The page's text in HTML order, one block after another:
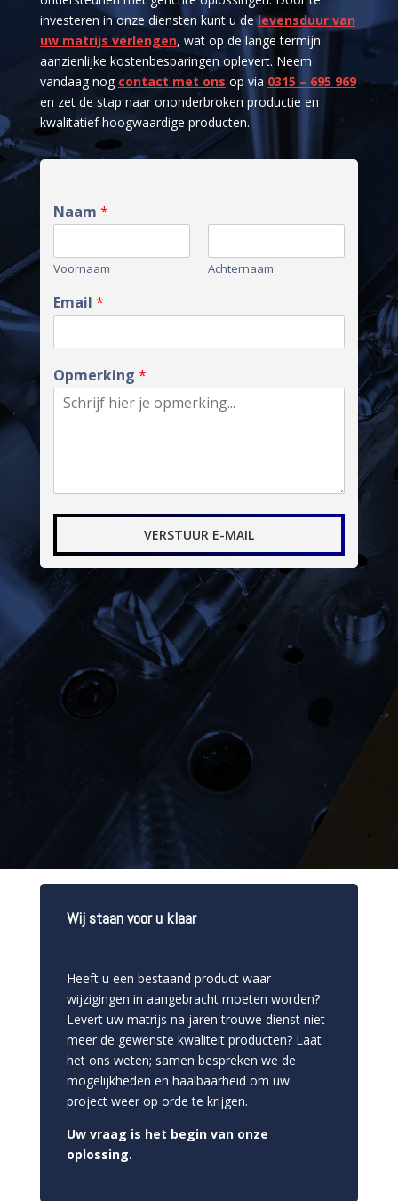
investeren in onze diensten kunt u delevensduur van
uw matrijs verlengen, wat op de lange termijn
aanzienlijke kostenbesparingen oplevert. Neem
vandaag nog contact met ons op via 0315 – 695 969
en zet de stap naar ononderbroken productie en
kwalitatief hoogwaardige producten.
Naam *
Voornaam Achternaam
Email *
Opmerking *
VERSTUUR E-MAIL
Wij staan voor u klaar
Heeft u een bestaand product waar
wijzigingen in aangebracht moeten worden?
Levert uw matrijs na jaren trouwe dienst niet
meer de gewenste kwaliteit producten? Laat
het ons weten; samen bespreken we de
mogelijkheden en haalbaarheid om uw
project weer op orde te krijgen.
Uw vraag is het begin van onze
oplossing.